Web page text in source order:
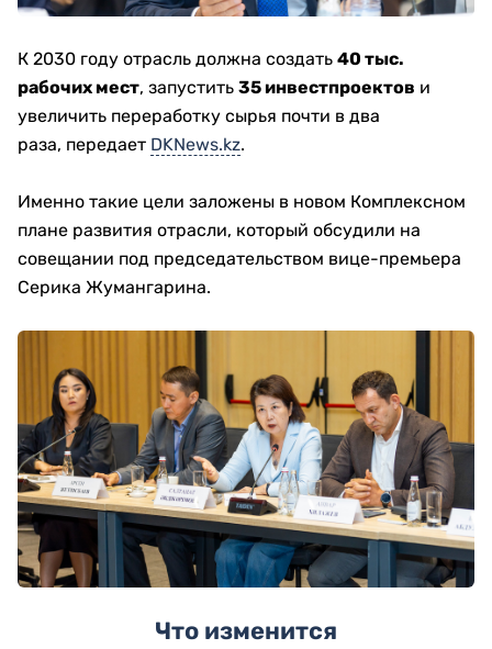
К 2030 году отрасль должна создать 40 тыс.
рабочих мест, запустить 35 инвестпроектов и
увеличить переработку сырья почти в два
раза, передает DKNews.kz.
Именно такие цели заложены в новом Комплексном
плане развития отрасли, который обсудили на
совещании под председательством вице-премьера
Серика Жумангарина.
Что изменится